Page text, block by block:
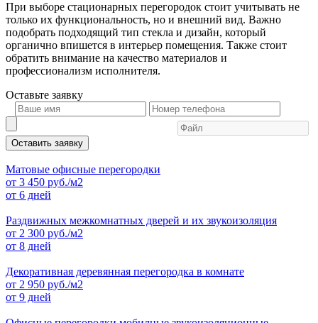
При выборе стационарных перегородок стоит учитывать не
только их функциональность, но и внешний вид. Важно
подобрать подходящий тип стекла и дизайн, который
органично впишется в интерьер помещения. Также стоит
обратить внимание на качество материалов и
профессионализм исполнителя.
Оставьте заявку
Оставить заявку
Матовые офисные перегородки
от 3 450 руб./м2
от 6 дней
Раздвижных межкомнатных дверей и их звукоизоляция
от 2 300 руб./м2
от 8 дней
Декоративная деревянная перегородка в комнате
от 2 950 руб./м2
от 9 дней